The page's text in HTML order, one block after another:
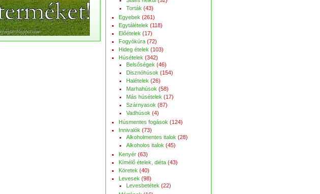
Torták (43)
Egyebek (261)
Egytálételek (118)
Előételek (17)
Fogyókúra (72)
Hideg ételek (103)
Húsételek (342)
Belsőségek (46)
Disznóhúsok (154)
Halételek (26)
Marhahúsok (58)
Más húsételek (17)
Szárnyasok (87)
Vadhúsok (4)
Húsmentes fogások (124)
Innivalók (73)
Alkoholmentes italok (28)
Alkoholos italok (45)
Kenyér (63)
Kímélő ételek, diéta (43)
Köretek (40)
Levesek (98)
Levesbetétek (22)